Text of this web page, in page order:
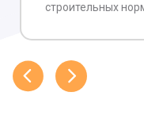
строительных